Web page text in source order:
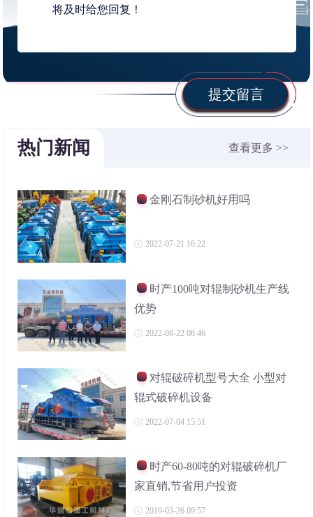
提交留言
热门新闻 查看更多 >>
金刚石制砂机好用吗
2022-07-21 16:22
时产100吨对辊制砂机生产线
优势
2022-08-22 08:46
对辊破碎机型号大全 小型对
辊式破碎机设备
2022-07-04 15:51
时产60-80吨的对辊破碎机厂
家直销,节省用户投资
2019-03-26 09:57